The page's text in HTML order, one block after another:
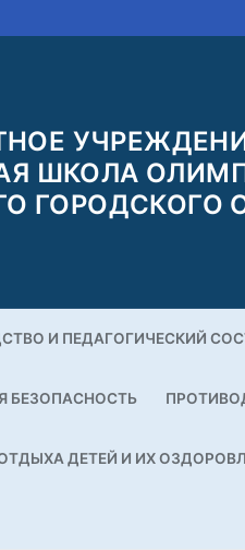
ШКОЛА
ГОРОДСКОГО
И ПЕДАГОГИЧЕСКИЙ
БЕЗОПАСНОСТЬ
ДЕТЕЙ И ИХ